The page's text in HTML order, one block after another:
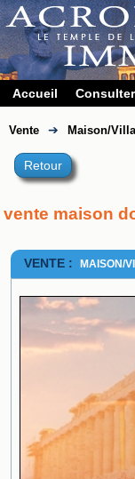
Accueil
Vente ➔ Maison/Villa
Retour
vente maison
VENTE : MAISON/